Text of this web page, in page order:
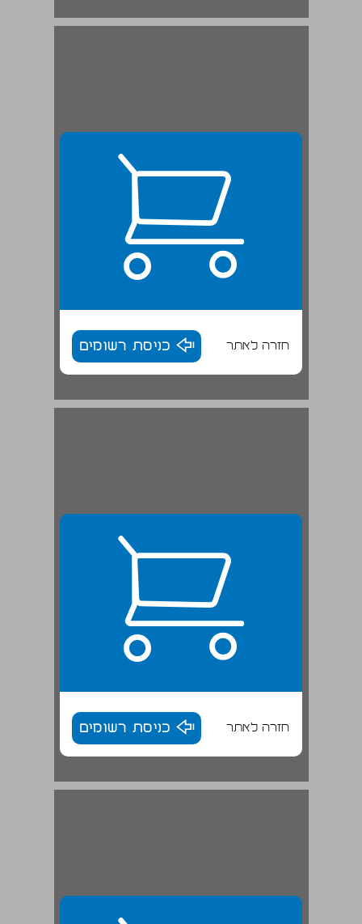
חזרה לאתר כניסת רשומים
חזרה לאתר כניסת רשומים